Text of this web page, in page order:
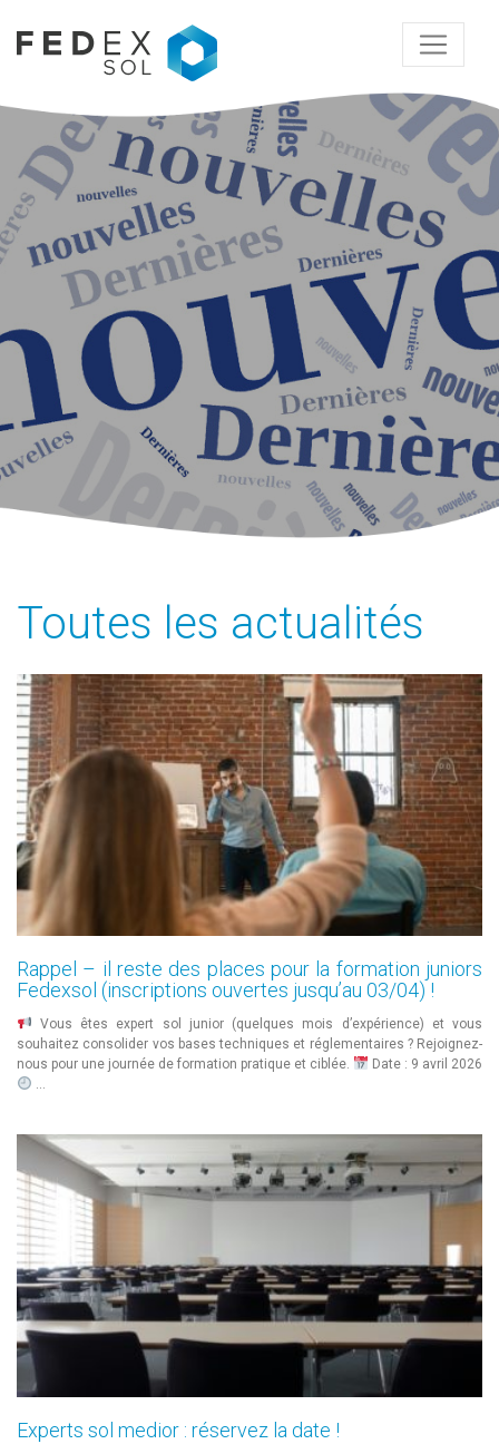
Toutes les actualités
Rappel – il reste des places pour la formation juniors
Fedexsol (inscriptions ouvertes jusqu’au 03/04) !
Vous êtes expert sol junior (quelques mois d’expérience) et vous
souhaitez consolider vos bases techniques et réglementaires ? Rejoignez-
nous pour une journée de formation pratique et ciblée.
Date : 9 avril 2026
…
Experts sol medior : réservez la date !